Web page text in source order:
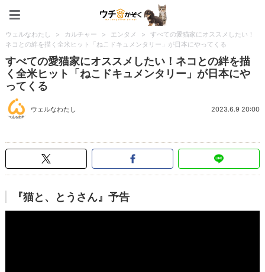
ウェルなわたし > カルチャー > エンタメ >
すべての愛猫家にオススメしたい！
ネコとの絆を描く全米ヒット「ねこドキュメンタリー」が日本にやってくる
すべての愛猫家にオススメしたい！ネコとの絆を描
く全米ヒット「ねこドキュメンタリー」が日本にや
ってくる
ウェルなわたし 2023.6.9 20:00
『猫と、とうさん』予告